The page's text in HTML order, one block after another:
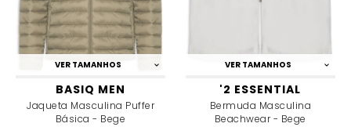
VER TAMANHOS
BASIQ MEN
Jaqueta Masculina Puffer
Básica - Bege
VER TAMANHOS
'2 ESSENTIAL
Bermuda Masculina
Beachwear - Bege